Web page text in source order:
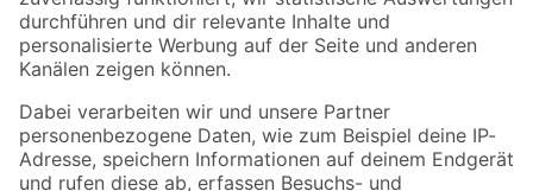
Folge uns
Zahlungsarten Versandarten